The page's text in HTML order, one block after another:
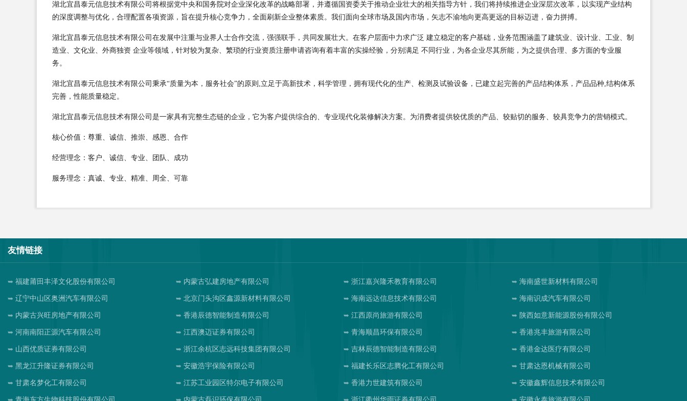
湖北宜昌泰元信息技术有限公司将根据党中央和国务院对企业深化改革的战略部署，并遵循国资委关于推动企业壮大的相关指导方针，我们将持续推进企业深层次改革，以实现产业结构
的深度调整与优化，合理配置各项资源，旨在提升核心竞争力，全面刷新企业整体素质。我们面向全球市场及国内市场，矢志不渝地向更高更远的目标迈进，奋力拼搏。
湖北宜昌泰元信息技术有限公司在发展中注重与业界人士合作交流，强强联手，共同发展壮大。在客户层面中力求广泛 建立稳定的客户基础，业务范围涵盖了建筑业、设计业、工业、制
造业、文化业、外商独资 企业等领域，针对较为复杂、繁琐的行业资质注册申请咨询有着丰富的实操经验，分别满足 不同行业，为各企业尽其所能，为之提供合理、多方面的专业服
务。
湖北宜昌泰元信息技术有限公司秉承“质量为本，服务社会”的原则,立足于高新技术，科学管理，拥有现代化的生产、检测及试验设备，已建立起完善的产品结构体系，产品品种,结构体系
完善，性能质量稳定。
湖北宜昌泰元信息技术有限公司是一家具有完整生态链的企业，它为客户提供综合的、专业现代化装修解决方案。为消费者提供较优质的产品、较贴切的服务、较具竞争力的营销模式。
核心价值：尊重、诚信、推崇、感恩、合作
经营理念：客户、诚信、专业、团队、成功
服务理念：真诚、专业、精准、周全、可靠
友情链接
福建莆田丰泽文化股份有限公司 内蒙古弘建房地产有限公司 浙江嘉兴隆禾教育有限公司 海南盛世新材料有限公司
辽宁中山区奥洲汽车有限公司 北京门头沟区鑫源新材料有限公司 海南远达信息技术有限公司 海南识成汽车有限公司
内蒙古兴旺房地产有限公司 香港辰德智能制造有限公司 江西原尚旅游有限公司 陕西如意新能源股份有限公司
河南南阳正源汽车有限公司 江西澳迈证券有限公司 青海顺昌环保有限公司 香港兆丰旅游有限公司
山西优质证券有限公司 浙江余杭区志远科技集团有限公司 吉林辰德智能制造有限公司 香港金达医疗有限公司
黑龙江升隆证券有限公司 安徽浩宇保险有限公司 福建长乐区志腾化工有限公司 甘肃达恩机械有限公司
甘肃名梦化工有限公司 江苏工业园区特尔电子有限公司 香港力世建筑有限公司 安徽鑫辉信息技术有限公司